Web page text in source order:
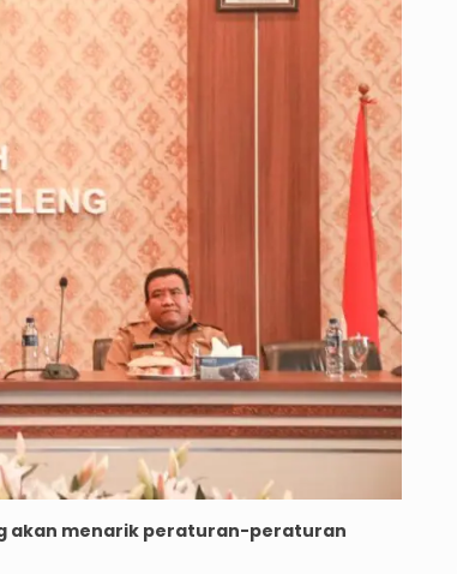
akan menarik peraturan-peraturan